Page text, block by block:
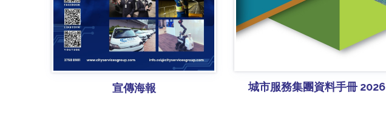
宣傳海報 城市服務集團資料手冊 2026